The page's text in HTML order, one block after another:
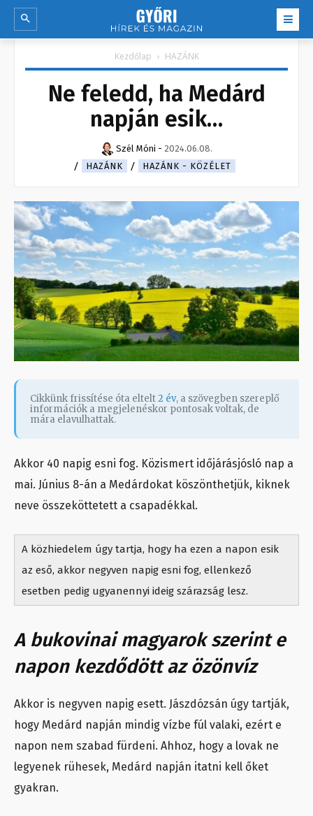
Kezdőlap HAZÁNK
Ne feledd, ha Medárd
napján esik…
Szél Móni - 2024.06.08.
HAZÁNK
HAZÁNK - KÖZÉLET
Cikkünk frissítése óta eltelt2 év, a szövegben szereplő
információk a megjelenéskor pontosak voltak, de
mára elavulhattak.
Akkor 40 napig esni fog. Közismert időjárásjósló nap a
mai. Június 8-án a Medárdokat köszönthetjük, kiknek
neve összeköttetett a csapadékkal.
A közhiedelem úgy tartja, hogy ha ezen a napon esik
az eső, akkor negyven napig esni fog, ellenkező
esetben pedig ugyanennyi ideig szárazság lesz.
A bukovinai magyarok szerint e
napon kezdődött az özönvíz
Akkor is negyven napig esett. Jászdózsán úgy tartják,
hogy Medárd napján mindig vízbe fúl valaki, ezért e
napon nem szabad fürdeni. Ahhoz, hogy a lovak ne
legyenek rühesek, Medárd napján itatni kell őket
gyakran.